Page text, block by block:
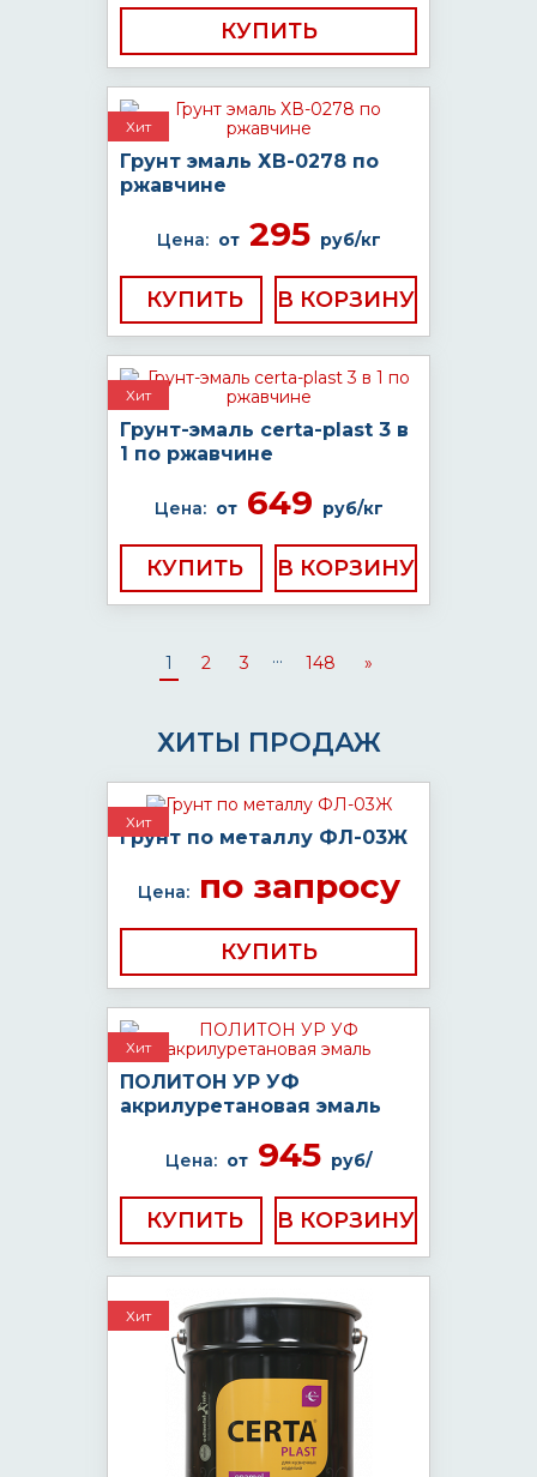
КУПИТЬ
Хит
Грунт эмаль ХВ-0278 по
ржавчине
Цена: от295 руб/кг
КУПИТЬ
Хит
Грунт-эмаль certa-plast 3 в
1 по ржавчине
Цена: от649 руб/кг
КУПИТЬ
1 2 3 ... 148 »
ХИТЫ ПРОДАЖ
Хит
Грунт по металлу ФЛ-03Ж
Цена:по запросу
КУПИТЬ
Хит
ПОЛИТОН УР УФ
акрилуретановая эмаль
Цена: от 945 руб/
КУПИТЬ
Хит